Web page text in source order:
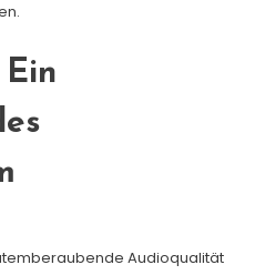
Audioqualität